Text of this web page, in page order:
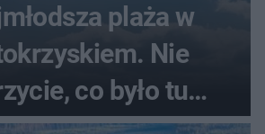
plaża w
Nie
co było tu
wcześniej